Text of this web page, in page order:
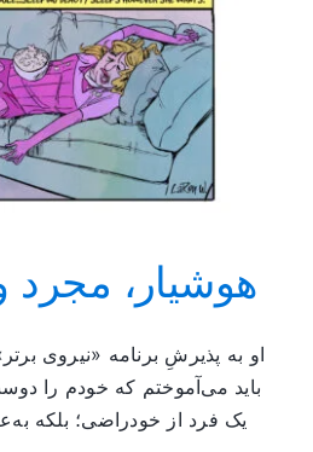
هوشیار، مجرد
او به پذیرشِ برنامه «نیروی
باید می‌آموختم که خودم را
یک فرد از خودراضی؛ بلکه